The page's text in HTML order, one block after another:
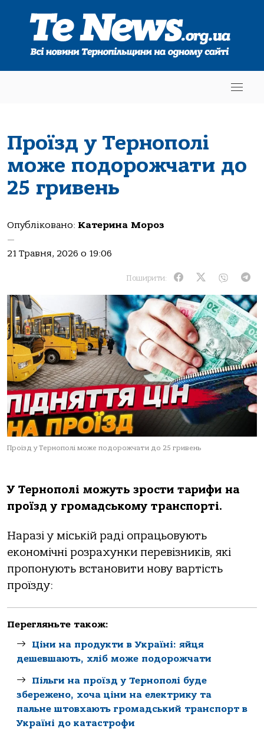
Проїзд у Тернополі
може подорожчати до
25 гривень
Опубліковано: Катерина Мороз
—
21 Травня, 2026 о 19:06
Поширити:
Проїзд у Тернополі може подорожчати до 25 гривень
У Тернополі можуть зрости тарифи на
проїзд у громадському транспорті.
Наразі у міській раді опрацьовують
економічні розрахунки перевізників, які
пропонують встановити нову вартість
проїзду:
Перегляньте також:
Ціни на продукти в Україні: яйця
дешевшають, хліб може подорожчати
Пільги на проїзд у Тернополі буде
збережено, хоча ціни на електрику та
пальне штовхають громадський транспорт в
Україні до катастрофи